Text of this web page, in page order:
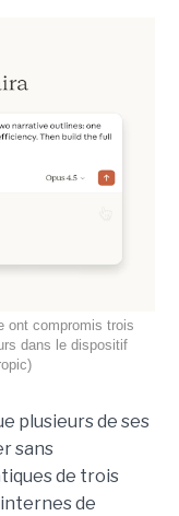
ont compromis trois
dans le dispositif
plusieurs de ses
sans
de trois
de